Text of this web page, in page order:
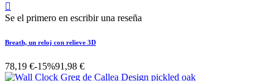

Se el primero en escribir una reseña
Breath, un reloj con relieve 3D
78,19 €-15%91,98 €